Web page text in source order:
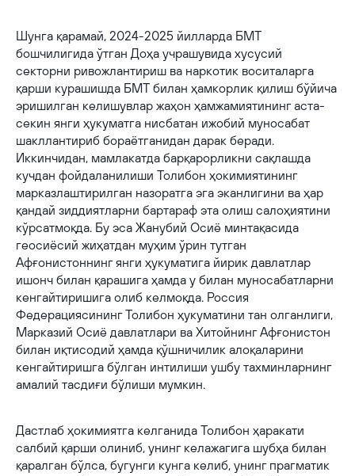
Шунга қарамай, 2024-2025 йилларда БМТ
бошчилигида ўтган Доҳа учрашувида хусусий
секторни ривожлантириш ва наркотик воситаларга
қарши курашишда БМТ билан ҳамкорлик қилиш бўйича
эришилган келишувлар жаҳон ҳамжамиятининг аста-
секин янги ҳукуматга нисбатан ижобий муносабат
шакллантириб бораётганидан дарак беради.
Иккинчидан, мамлакатда барқарорликни сақлашда
кучдан фойдаланилиши Толибон ҳокимиятининг
марказлаштирилган назоратга эга эканлигини ва ҳар
қандай зиддиятларни бартараф эта олиш салоҳиятини
кўрсатмоқда. Бу эса Жанубий Осиё минтақасида
геосиёсий жиҳатдан муҳим ўрин тутган
Афғонистоннинг янги ҳукуматига йирик давлатлар
ишонч билан қарашига ҳамда у билан муносабатларни
кенгайтиришига олиб келмоқда. Россия
Федерациясининг Толибон ҳукуматини тан олганлиги,
Марказий Осиё давлатлари ва Хитойнинг Афғонистон
билан иқтисодий ҳамда қўшничилик алоқаларини
кенгайтиришга бўлган интилиши ушбу тахминларнинг
амалий тасдиғи бўлиши мумкин.
Дастлаб ҳокимиятга келганида Толибон ҳаракати
салбий қарши олиниб, унинг келажагига шубҳа билан
қаралган бўлса, бугунги кунга келиб, унинг прагматик